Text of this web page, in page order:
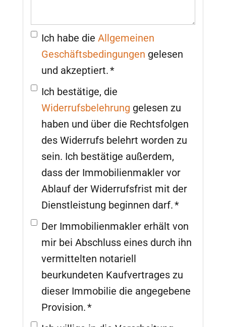
Ich habe die Allgemeinen
Geschäftsbedingungen gelesen
und akzeptiert. *
Ich bestätige, die
Widerrufsbelehrung gelesen zu
haben und über die Rechtsfolgen
des Widerrufs belehrt worden zu
sein. Ich bestätige außerdem,
dass der Immobilienmakler vor
Ablauf der Widerrufsfrist mit der
Dienstleistung beginnen darf. *
Der Immobilienmakler erhält von
mir bei Abschluss eines durch ihn
vermittelten notariell
beurkundeten Kaufvertrages zu
dieser Immobilie die angegebene
Provision. *